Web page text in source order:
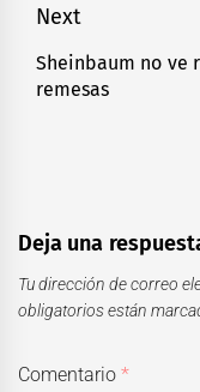
Next
Next
post:
Sheinbaum no ve
remesas
Deja una
Tu dirección de correo
obligatorios están
Comentario*